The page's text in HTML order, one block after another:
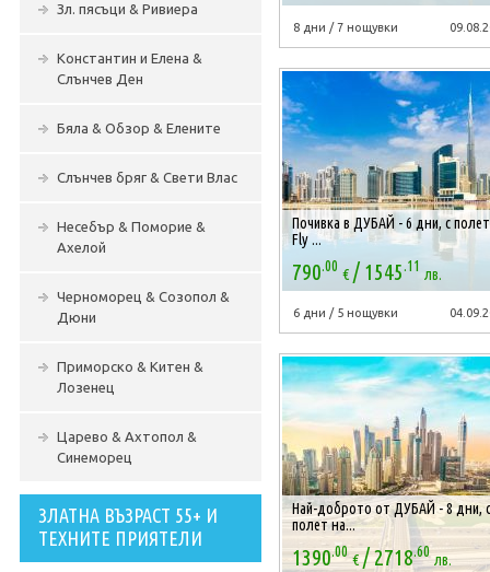
Зл. пясъци & Ривиера
Константин и Елена &
Слънчев Ден
Бяла & Обзор & Елените
Слънчев бряг & Свети Влас
Несебър & Поморие &
Ахелой
Черноморец & Созопол &
Дюни
Приморско & Китен &
Лозенец
Царево & Ахтопол &
Синеморец
ЗЛАТНА ВЪЗРАСТ 55+ И
ТЕХНИТЕ ПРИЯТЕЛИ
8 дни / 7 нощувки
Почивка в ДУБАЙ - 6 дни, с
Fly ...
790.00 € / 1545.11 лв.
6 дни / 5 нощувки
Най-доброто от ДУБАЙ - 8 дни, с
полет на...
1390.00 €/2718.60 лв.